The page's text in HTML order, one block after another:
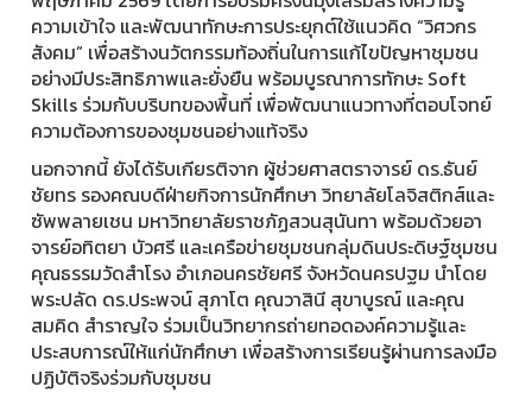
ความเข้าใจ และพัฒนาทักษะการประยุกต์ใช้แนวคิด “วิศวกร
สังคม” เพื่อสร้างนวัตกรรมท้องถิ่นในการแก้ไขปัญหาชุมชน
อย่างมีประสิทธิภาพและยั่งยืน พร้อมบูรณาการทักษะ Soft
Skills ร่วมกับบริบทของพื้นที่ เพื่อพัฒนาแนวทางที่ตอบโจทย์
ความต้องการของชุมชนอย่างแท้จริง
นอกจากนี้ ยังได้รับเกียรติจาก ผู้ช่วยศาสตราจารย์ ดร.ธันย์
ชัยทร รองคณบดีฝ่ายกิจการนักศึกษา วิทยาลัยโลจิสติกส์และ
ซัพพลายเชน มหาวิทยาลัยราชภัฏสวนสุนันทา พร้อมด้วยอา
จารย์อทิตยา บัวศรี และเครือข่ายชุมชนกลุ่มดินประดิษฐ์ชุมชน
คุณธรรมวัดสำโรง อำเภอนครชัยศรี จังหวัดนครปฐม นำโดย
พระปลัด ดร.ประพจน์ สุภาโต คุณวาสินี สุขาบูรณ์ และคุณ
สมคิด สำราญใจ ร่วมเป็นวิทยากรถ่ายทอดองค์ความรู้และ
ประสบการณ์ให้แก่นักศึกษา เพื่อสร้างการเรียนรู้ผ่านการลงมือ
ปฏิบัติจริงร่วมกับชุมชน